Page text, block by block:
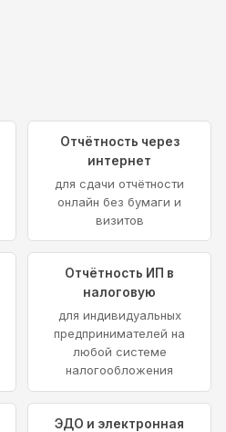
Отчётность через
интернет
для сдачи отчётности
онлайн без бумаги и
визитов
Отчётность ИП в
налоговую
для индивидуальных
предпринимателей на
любой системе
налогообложения
ЭДО и электронная